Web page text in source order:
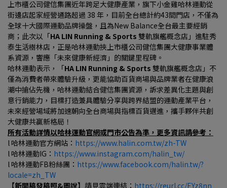
上市櫃公司健信集團近年跨足大健康產業，旗下小金雞哈林運動從
街邊店起家經營通路超過 38 年，目前全台總計約43間門店，不僅為
全球十大國際運動品牌操盤，且為New Balance全台最主要經銷
商；此次以「HA LIN Running & Sports 雙軌旗艦概念店」進駐秀
泰生活樹林店，正是哈林運動挾上市櫃公司健信集團大健康事業體
系資源，響應「未來健康新經濟」的關鍵里程碑。
哈林運動表示，「HA LIN Running & Sports 雙軌旗艦概念店」不
僅為消費者帶來體驗升級，更能協助百貨商場與品牌業者在健康浪
潮中搶佔先機，哈林運動結合健信集團資源，訴求差異化主題與創
意行銷能力，目標打造兼具體驗分享與跨界結盟的運動產業平台，
未來經營場域將加速朝向全台商場與指標百貨邁進，攜手夥伴共創
大健康共贏新格局！
所有活動詳情以哈林運動官網或門市公告為準，更多資訊請參考：
l 哈林運動官方網站： https://www.halin.com.tw/zh-TW
l 哈林運動IG： https://www.instagram.com/halin_tw/
l 哈林運動FB粉絲團： https://www.facebook.com/halin.tw/?
locale=zh_TW
【新聞稿發稿照&圖說】 請見雲端連結： https://reurl.cc/EYz8nn